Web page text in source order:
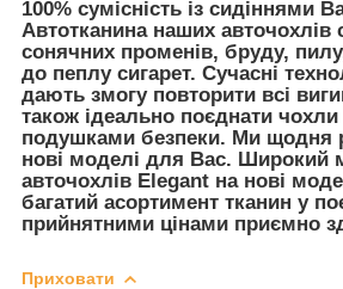
100% сумісність із сидіннями
Автотканина наших авточохлів
сонячних променів, бруду,
до пеплу сигарет. Сучасні
дають змогу повторити всі
також ідеально поєднати чохли
подушками безпеки. Ми щодня
нові моделі для Вас. Широкий
авточохлів Elegant на нові
багатий асортимент тканин у
прийнятними цінами приємно
Приховати